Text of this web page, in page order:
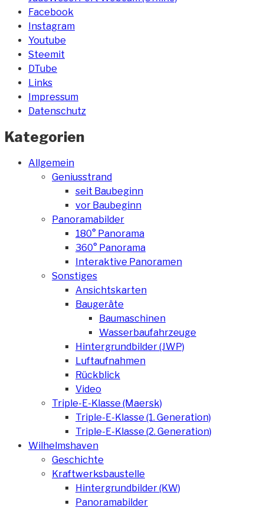
Facebook
Instagram
Youtube
Steemit
DTube
Links
Impressum
Datenschutz
Kategorien
Allgemein
Geniusstrand
seit Baubeginn
vor Baubeginn
Panoramabilder
180° Panorama
360° Panorama
Interaktive Panoramen
Sonstiges
Ansichtskarten
Baugeräte
Baumaschinen
Wasserbaufahrzeuge
Hintergrundbilder (JWP)
Luftaufnahmen
Rückblick
Video
Triple-E-Klasse (Maersk)
Triple-E-Klasse (1. Generation)
Triple-E-Klasse (2. Generation)
Wilhelmshaven
Geschichte
Kraftwerksbaustelle
Hintergrundbilder (KW)
Panoramabilder